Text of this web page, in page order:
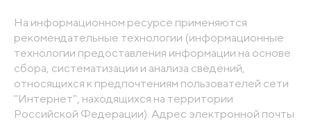
На информационном ресурсе применяются
рекомендательные технологии (информационные
технологии предоставления информации на основе
сбора, систематизации и анализа сведений,
относящихся к предпочтениям пользователей сети
"Интернет", находящихся на территории
Российской Федерации). Адрес электронной почты